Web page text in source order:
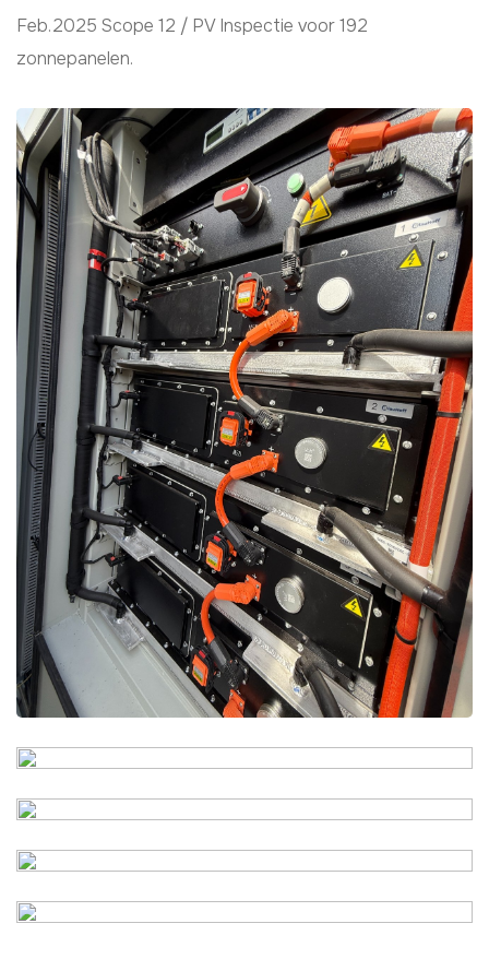
Feb.2025 Scope 12 / PV Inspectie voor 192
zonnepanelen.